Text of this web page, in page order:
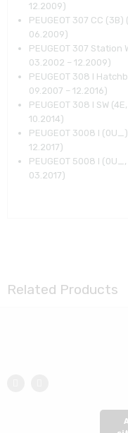
12.2009)
PEUGEOT 307 CC
06.2009)
PEUGEOT 307
03.2002 – 12.2009)
PEUGEOT 308 I
09.2007 – 12.2016)
PEUGEOT 308 I SW
10.2014)
PEUGEOT 3008 I
12.2017)
PEUGEOT 5008 I
03.2017)
Related Products